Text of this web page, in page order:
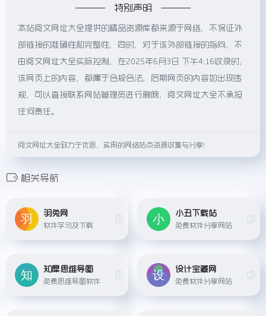
特别声明
本站阅文网址大全提供的精品资源库都来源于网络，不保证外
部链接的准确性和完整性，同时，对于该外部链接的指向，不
由阅文网址大全实际控制，在2025年6月3日 下午4:16收录时，
该网页上的内容，都属于合规合法，后期网页的内容如出现违
规，可以直接联系网站管理员进行删除，阅文网址大全不承担
任何责任。
阅文网址大全致力于优质、实用的网络站点资源收集与分享！
相关导航
羽兔网
软件学习及下载
小丑下载站
免费软件分享网站
知犀思维导图
免费思维导图软件
设计宝藏网
免费软件分享网站